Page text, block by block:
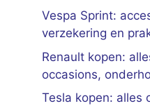
Vespa Sprint:
verzekering en
Renault kopen:
occasions,
Tesla kopen: alles